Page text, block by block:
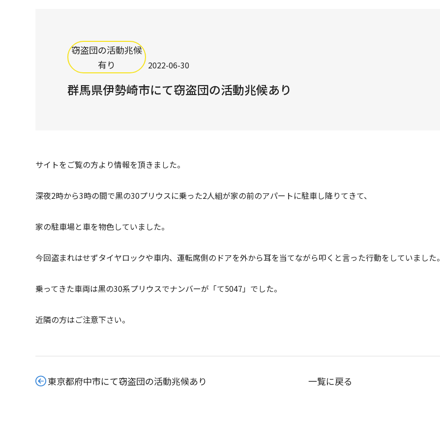
窃盗団の活動兆候
有り
2022-06-30
群馬県伊勢崎市にて窃盗団の活動兆候あり
サイトをご覧の方より情報を頂きました。
深夜2時から3時の間で黒の30プリウスに乗った2人組が家の前のアパートに駐車し降りてきて、
家の駐車場と車を物色していました。
今回盗まれはせずタイヤロックや車内、運転席側のドアを外から耳を当てながら叩くと言った行動をしていました。
乗ってきた車両は黒の30系プリウスでナンバーが「て5047」でした。
近隣の方はご注意下さい。
東京都府中市にて窃盗団の活動兆候あり 一覧に戻る